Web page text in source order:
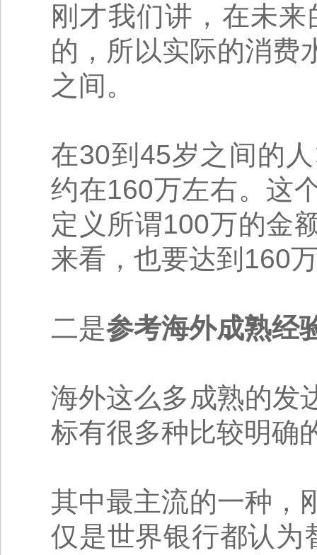
刚才我们讲，在未
的，所以实际的消费
之间。
在30到45岁之间的
约在160万左右。这
定义所谓100万的金
来看，也要达到160
二是参考海外成熟经
海外这么多成熟的发
标有很多种比较明确
其中最主流的一种，
仅是世界银行都认为